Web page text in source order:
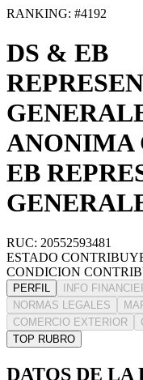
RANKING: #4192
DS & EB
ANONIMA
EB
RUC: 20552593481
ESTADO
CONDICION
PERFIL INFO
NORMAS LEGALES
COMERCIO EXTERIOR
TOP RUBRO
DATOS DE LA